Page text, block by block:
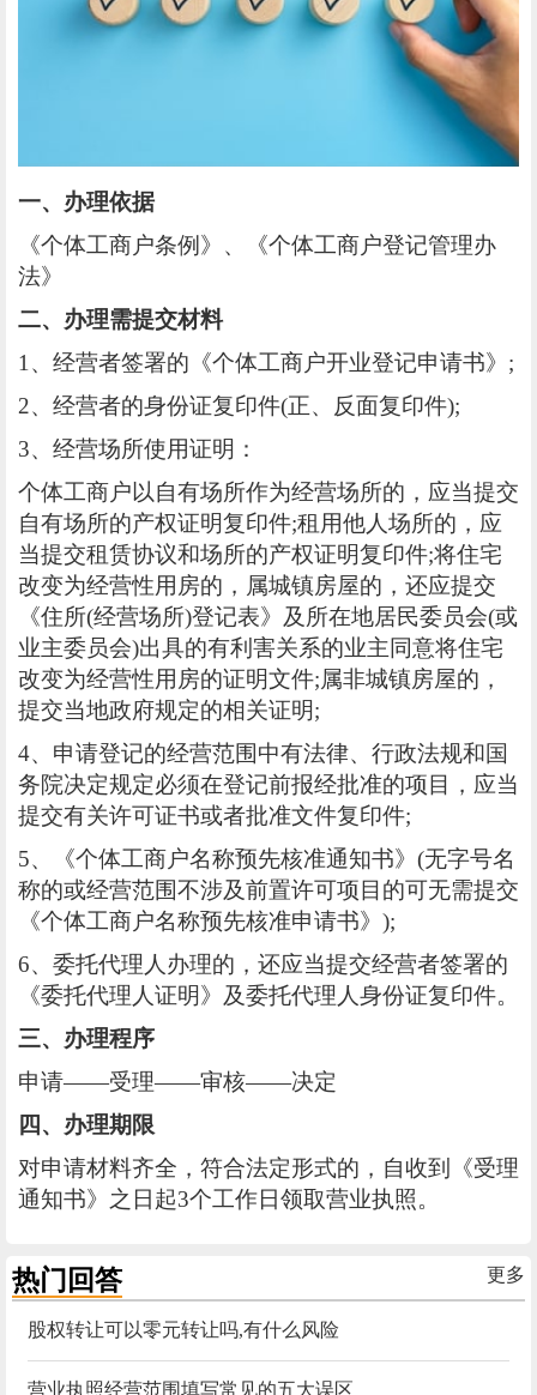
一、办理依据
《个体工商户条例》、《个体工商户登记管理办
法》
二、办理需提交材料
1、经营者签署的《个体工商户开业登记申请书》;
2、经营者的身份证复印件(正、反面复印件);
3、经营场所使用证明：
个体工商户以自有场所作为经营场所的，应当提交
自有场所的产权证明复印件;租用他人场所的，应
当提交租赁协议和场所的产权证明复印件;将住宅
改变为经营性用房的，属城镇房屋的，还应提交
《住所(经营场所)登记表》及所在地居民委员会(或
业主委员会)出具的有利害关系的业主同意将住宅
改变为经营性用房的证明文件;属非城镇房屋的，
提交当地政府规定的相关证明;
4、申请登记的经营范围中有法律、行政法规和国
务院决定规定必须在登记前报经批准的项目，应当
提交有关许可证书或者批准文件复印件;
5、《个体工商户名称预先核准通知书》(无字号名
称的或经营范围不涉及前置许可项目的可无需提交
《个体工商户名称预先核准申请书》);
6、委托代理人办理的，还应当提交经营者签署的
《委托代理人证明》及委托代理人身份证复印件。
三、办理程序
申请——受理——审核——决定
四、办理期限
对申请材料齐全，符合法定形式的，自收到《受理
通知书》之日起3个工作日领取营业执照。
更多
热门回答
股权转让可以零元转让吗,有什么风险
营业执照经营范围填写常见的五大误区